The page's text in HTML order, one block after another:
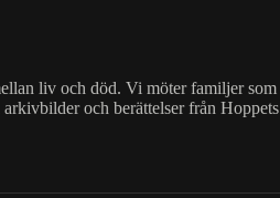
liv och död. Vi möter familjer
och berättelser från